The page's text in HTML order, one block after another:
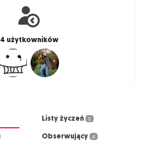
4 użytkowników
Listy życzeń 0
Obserwujący 4